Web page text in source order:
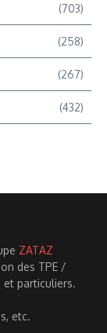
(703)
(258)
(267)
(432)
ZATAZ
des TPE /
particuliers.
etc.